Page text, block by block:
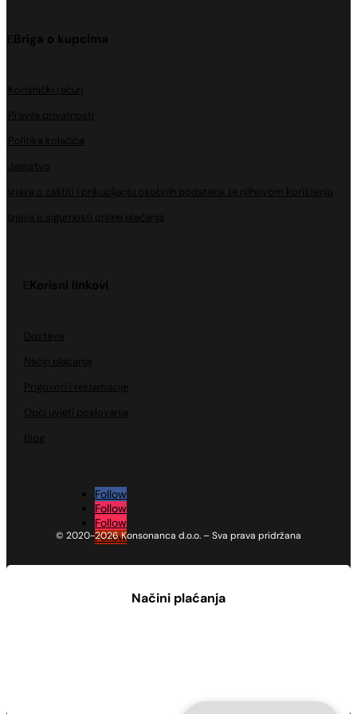
Briga o kupcima
Korisnički račun
Pravila privatnosti
Politika kolačića
Jamstvo
Izjava o zaštiti i prikupljanju osobnih podataka, te njihovom korištenju
Izjava o sigurnosti online plaćanja
Korisni linkovi
Dostava
Način plaćanja
Prigovori i reklamacije
Opći uvjeti poslovanja
Blog
Follow
Follow
Follow
Follow
© 2020-2026 Konsonanca d.o.o. – Sva prava pridržana
Načini plaćanja